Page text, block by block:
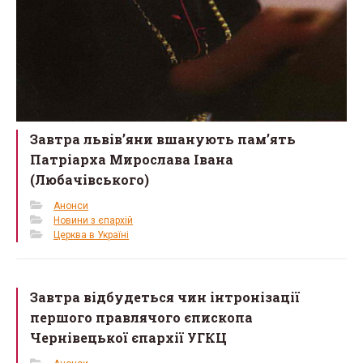
Завтра львів’яни вшанують пам’ять
Патріарха Мирослава Івана
(Любачівського)
Анонси
Новини з єпархій
Церква в Україні
Завтра відбудеться чин інтронізації
першого правлячого єпископа
Чернівецької єпархії УГКЦ